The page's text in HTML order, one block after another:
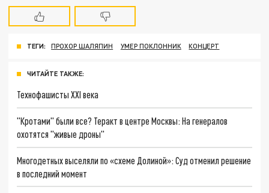
ТЕГИ: ПРОХОР ШАЛЯПИН УМЕР ПОКЛОННИК КОНЦЕРТ
ЧИТАЙТЕ ТАКЖЕ:
Технофашисты XXI века
"Кротами" были все? Теракт в центре Москвы: На генералов
охотятся "живые дроны"
Многодетных выселяли по «схеме Долиной»: Суд отменил решение
в последний момент